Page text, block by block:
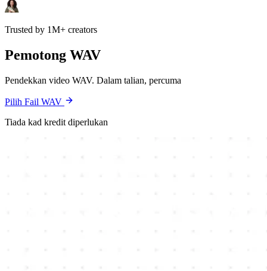
Trusted by 1M+ creators
Pemotong WAV
Pendekkan video WAV. Dalam talian, percuma
Pilih Fail WAV
Tiada kad kredit diperlukan